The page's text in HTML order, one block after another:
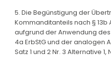
5. Die Begünstigung der
Kommanditanteils nach § 13b
aufgrund der Anwendung des
4a ErbStG und der analogen
Satz 1 und 2 Nr. 3 Alternative